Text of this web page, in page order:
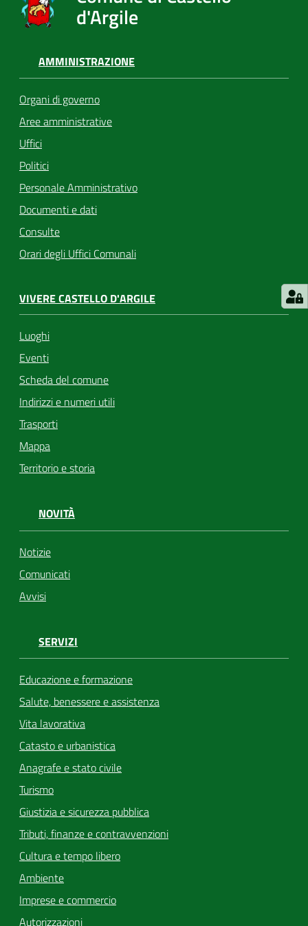
d'Argile
AMMINISTRAZIONE
Organi di governo
Aree amministrative
Uffici
Politici
Personale Amministrativo
Documenti e dati
Consulte
Orari degli Uffici Comunali
VIVERE CASTELLO D'ARGILE
Luoghi
Eventi
Scheda del comune
Indirizzi e numeri utili
Trasporti
Mappa
Territorio e storia
NOVITÀ
Notizie
Comunicati
Avvisi
SERVIZI
Educazione e formazione
Salute, benessere e assistenza
Vita lavorativa
Catasto e urbanistica
Anagrafe e stato civile
Turismo
Giustizia e sicurezza pubblica
Tributi, finanze e contravvenzioni
Cultura e tempo libero
Ambiente
Imprese e commercio
Autorizzazioni